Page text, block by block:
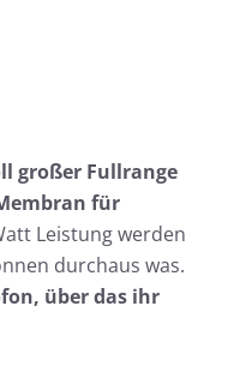
großer Fullrange
für
Leistung werden
durchaus was.
über das ihr